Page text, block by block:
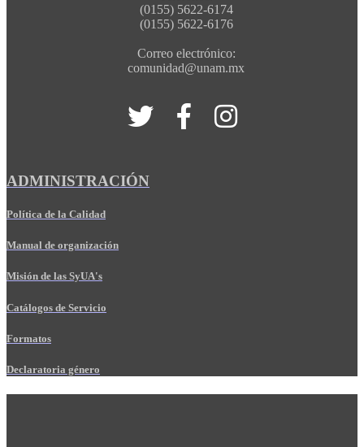
(0155) 5622-6174
(0155) 5622-6176
Correo electrónico:
comunidad@unam.mx
ADMINISTRACIÓN
Política de la Calidad
Manual de organización
Misión de las SyUA's
Catálogos de Servicio
Formatos
Declaratoria género